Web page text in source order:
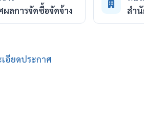
ผลการจัดซื้อจัดจ้าง
สำ
เอียดประกาศ